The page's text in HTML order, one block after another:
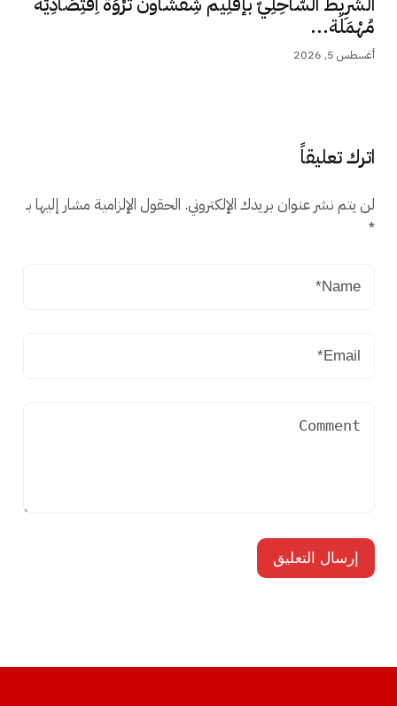
مُهْمَلَة...
أغسطس 5, 2026
اترك تعليقاً
لن يتم نشر عنوان بريدك الإلكتروني. الحقول الإلزامية مشار إليها بـ
*